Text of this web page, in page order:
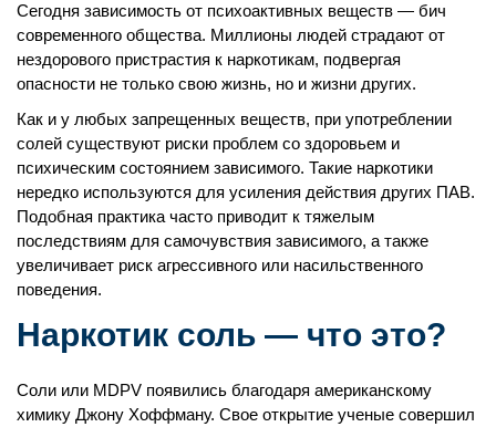
Сегодня зависимость от психоактивных веществ — бич
современного общества. Миллионы людей страдают от
нездорового пристрастия к наркотикам, подвергая
опасности не только свою жизнь, но и жизни других.
Как и у любых запрещенных веществ, при употреблении
солей существуют риски проблем со здоровьем и
психическим состоянием зависимого. Такие наркотики
нередко используются для усиления действия других ПАВ.
Подобная практика часто приводит к тяжелым
последствиям для самочувствия зависимого, а также
увеличивает риск агрессивного или насильственного
поведения.
Наркотик соль — что это?
Соли или MDPV появились благодаря американскому
химику Джону Хоффману. Свое открытие ученые совершил